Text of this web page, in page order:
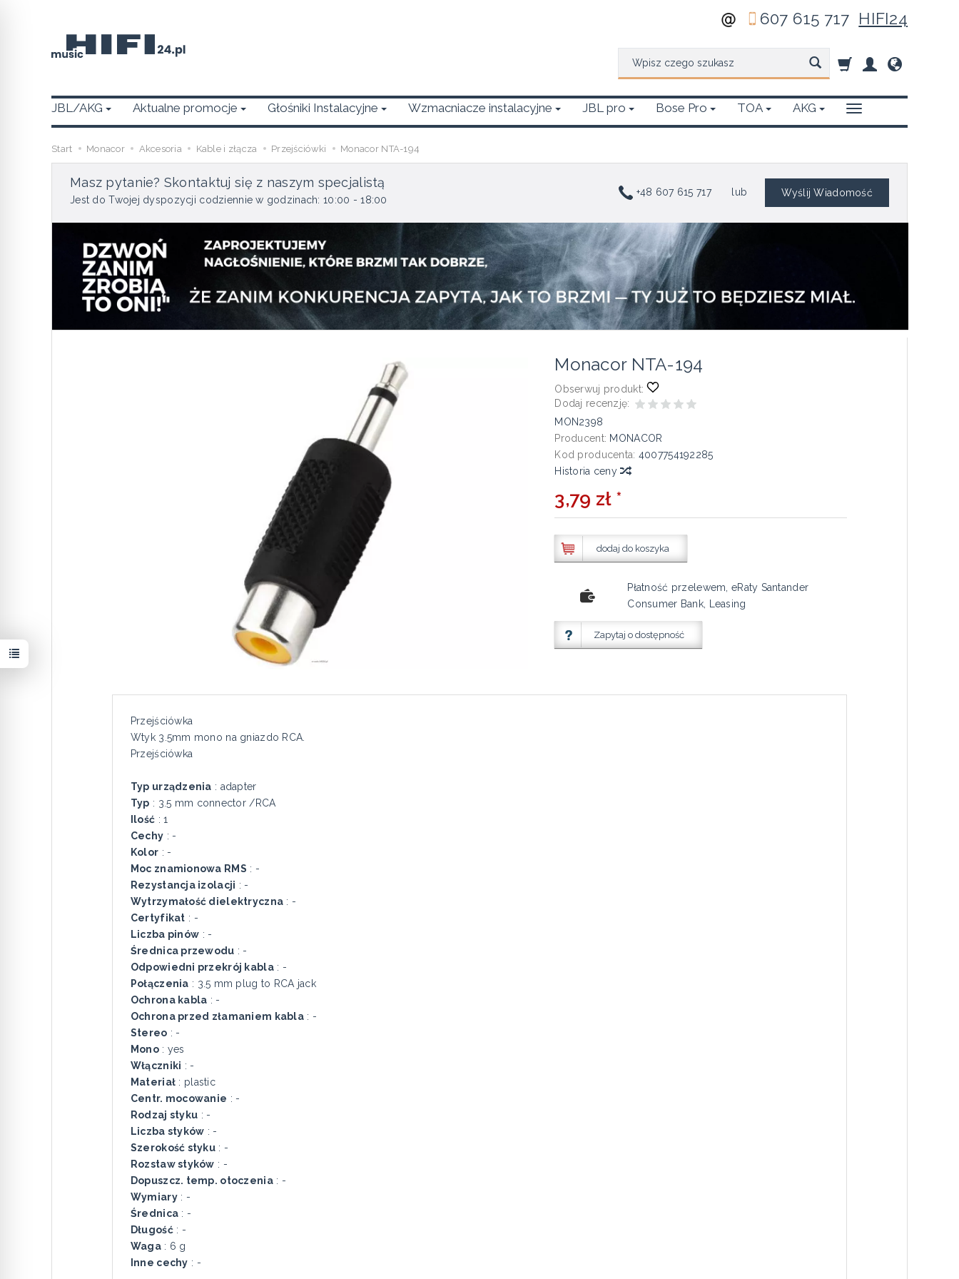
607 615 717 HIFI24
JBL/AKG Aktualne promocje Głośniki Instalacyjne Wzmacniacze instalacyjne JBL pro Bose Pro TOA AKG
Start Monacor Akcesoria Kable i złącza Przejściówki Monacor NTA-194
Masz pytanie? Skontaktuj się z naszym specjalistą
Jest do Twojej dyspozycji codziennie w godzinach: 10:00 - 18:00
+48 607 615 717 lub Wyślij Wiadomość
Monacor NTA-194
Obserwuj produkt:
Dodaj recenzję:
MON2398
Producent: MONACOR
Kod producenta: 4007754192285
Historia ceny
3,79 zł *
dodaj do koszyka
Płatność przelewem, eRaty Santander
Consumer Bank, Leasing
Zapytaj o dostępność
Przejściówka
Wtyk 3.5mm mono na gniazdo RCA.
Przejściówka
Typ urządzenia : adapter
Typ : 3.5 mm connector /RCA
Ilość : 1
Cechy : -
Kolor : -
Moc znamionowa RMS : -
Rezystancja izolacji : -
Wytrzymałość dielektryczna : -
Certyfikat : -
Liczba pinów : -
Średnica przewodu : -
Odpowiedni przekrój kabla: -
Połączenia : 3.5 mm plug to RCA jack
Ochrona kabla : -
Ochrona przed złamaniem kabla: -
Stereo : -
Mono: yes
Włączniki : -
Materiał : plastic
Centr. mocowanie : -
Rodzaj styku : -
Liczba styków : -
Szerokość styku : -
Rozstaw styków : -
Dopuszcz. temp. otoczenia: -
Wymiary: -
Średnica : -
Długość: -
Waga: 6 g
Inne cechy : -